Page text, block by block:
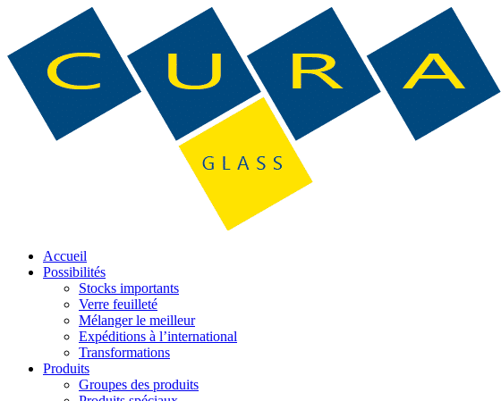
Accueil
Possibilités
Stocks importants
Verre feuilleté
Mélanger le meilleur
Expéditions à l’international
Transformations
Produits
Groupes des produits